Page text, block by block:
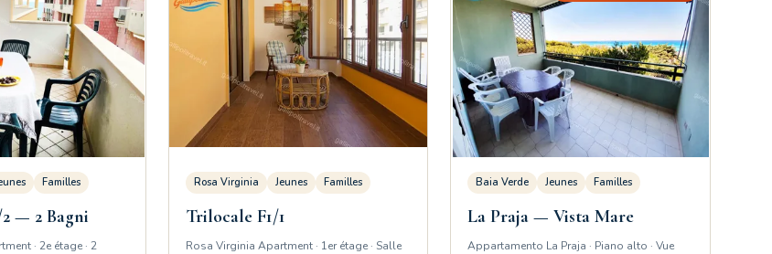
Familles
— 2 Bagni
· 2e étage · 2
Rosa Virginia Jeunes Familles
Trilocale F1/1
Rosa Virginia Apartment · 1er étage · Salle
Baia Verde Jeunes Familles
La Praja — Vista Mare
Appartamento La Praja · Piano alto · Vue